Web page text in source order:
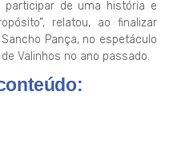
participar de uma história e
relatou, ao finalizar
Pança, no espetáculo
de Valinhos no ano passado.